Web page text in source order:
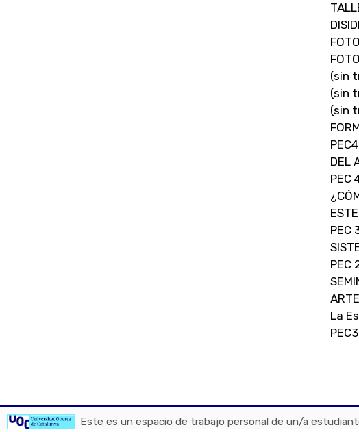
(sin
(sin
(sin
DEL
PEC
PEC
PEC
La
Este es un espacio de trabajo personal de un/a